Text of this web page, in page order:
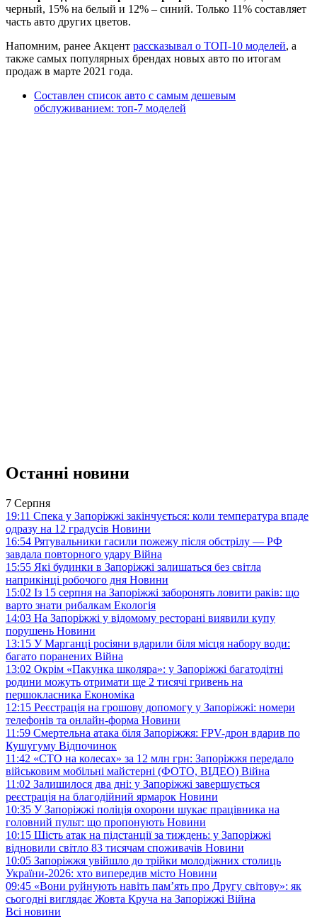
черный, 15% на белый и 12% – синий. Только 11% составляет
часть авто других цветов.
Напомним, ранее Акцент рассказывал о ТОП-10 моделей, а
также самых популярных брендах новых авто по итогам
продаж в марте 2021 года.
Составлен список авто с самым дешевым
обслуживанием: топ-7 моделей
Останні новини
7 Серпня
19:11 Спека у Запоріжжі закінчується: коли температура впаде
одразу на 12 градусів Новини
16:54 Рятувальники гасили пожежу після обстрілу — РФ
завдала повторного удару Війна
15:55 Які будинки в Запоріжжі залишаться без світла
наприкінці робочого дня Новини
15:02 Із 15 серпня на Запоріжжі заборонять ловити раків: що
варто знати рибалкам Екологія
14:03 На Запоріжжі у відомому ресторані виявили купу
порушень Новини
13:15 У Марганці росіяни вдарили біля місця набору води:
багато поранених Війна
13:02 Окрім «Пакунка школяра»: у Запоріжжі багатодітні
родини можуть отримати ще 2 тисячі гривень на
першокласника Економіка
12:15 Реєстрація на грошову допомогу у Запоріжжі: номери
телефонів та онлайн-форма Новини
11:59 Смертельна атака біля Запоріжжя: FPV-дрон вдарив по
Кушугуму Відпочинок
11:42 «СТО на колесах» за 12 млн грн: Запоріжжя передало
військовим мобільні майстерні (ФОТО, ВІДЕО) Війна
11:02 Залишилося два дні: у Запоріжжі завершується
реєстрація на благодійний ярмарок Новини
10:35 У Запоріжжі поліція охорони шукає працівника на
головний пульт: що пропонують Новини
10:15 Шість атак на підстанції за тиждень: у Запоріжжі
відновили світло 83 тисячам споживачів Новини
10:05 Запоріжжя увійшло до трійки молодіжних столиць
України-2026: хто випередив місто Новини
09:45 «Вони руйнують навіть пам’ять про Другу світову»: як
сьогодні виглядає Жовта Круча на Запоріжжі Війна
Всі новини